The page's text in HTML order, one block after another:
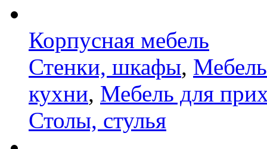
Корпусная мебель
Стенки, шкафы,
кухни, Мебель для
Столы, стулья